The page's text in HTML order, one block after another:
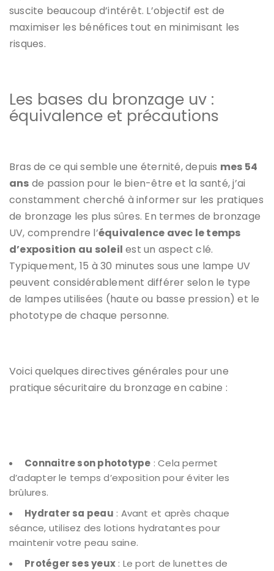
suscite beaucoup d’intérêt. L’objectif est de
maximiser les bénéfices tout en minimisant les
risques.
Les bases du bronzage uv :
équivalence et précautions
Bras de ce qui semble une éternité, depuis mes 54
ans de passion pour le bien-être et la santé, j’ai
constamment cherché à informer sur les pratiques
de bronzage les plus sûres. En termes de bronzage
UV, comprendre l’équivalence avec le temps
d’exposition au soleil est un aspect clé.
Typiquement, 15 à 30 minutes sous une lampe UV
peuvent considérablement différer selon le type
de lampes utilisées (haute ou basse pression) et le
phototype de chaque personne.
Voici quelques directives générales pour une
pratique sécuritaire du bronzage en cabine :
Connaitre son phototype : Cela permet
d’adapter le temps d’exposition pour éviter les
brûlures.
Hydrater sa peau : Avant et après chaque
séance, utilisez des lotions hydratantes pour
maintenir votre peau saine.
Protéger ses yeux : Le port de lunettes de